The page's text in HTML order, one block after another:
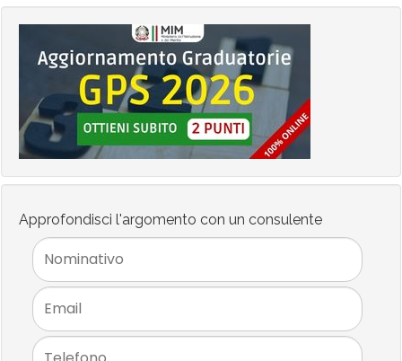
Approfondisci l'argomento con un consulente